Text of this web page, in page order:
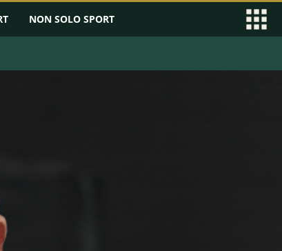
NON SOLO SPORT